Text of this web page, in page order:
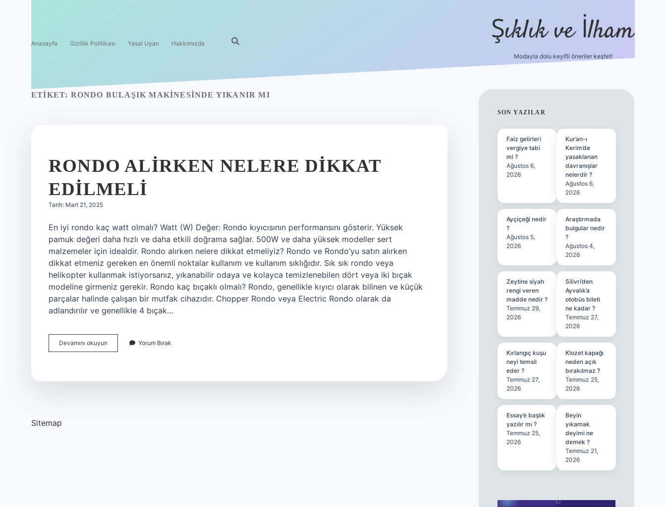
Anasayfa Gizlilik Politikası Yasal Uyarı Hakkımızda Şıklık ve İlham
Modayla dolu keyifli öneriler keşfet!
ETIKET: RONDO BULAŞIK MAKINESINDE YIKANIR MI
RONDO ALIRKEN NELERE DIKKAT
EDILMELI
Tarih: Mart 21, 2025
En iyi rondo kaç watt olmalı? Watt (W) Değer: Rondo kıyıcısının performansını gösterir. Yüksek
pamuk değeri daha hızlı ve daha etkili doğrama sağlar. 500W ve daha yüksek modeller sert
malzemeler için idealdir. Rondo alırken nelere dikkat etmeliyiz? Rondo ve Rondo’yu satın alırken
dikkat etmeniz gereken en önemli noktalar kullanım ve kullanım sıklığıdır. Sık sık rondo veya
helikopter kullanmak istiyorsanız, yıkanabilir odaya ve kolayca temizlenebilen dört veya iki bıçak
modeline girmeniz gerekir. Rondo kaç bıçaklı olmalı? Rondo, genellikle kıyıcı olarak bilinen ve küçük
parçalar halinde çalışan bir mutfak cihazıdır. Chopper Rondo veya Electric Rondo olarak da
adlandırılır ve genellikle 4 bıçak…
Devamını okuyun
Alirken
Yorum Bırak
Sitemap
SIDEBAR
SON YAZILAR
Faiz gelirleri
vergiye tabi
mi ?
Ağustos 6,
2026
Kur’an-ı
Kerim’de
yasaklanan
davranışlar
nelerdir ?
Ağustos 6,
2026
Ayçiçeği nedir
?
Ağustos 5,
2026
Araştırmada
bulgular nedir
?
Ağustos 4,
2026
Zeytine siyah
rengi veren
madde nedir ?
Temmuz 29,
2026
Silivri’den
Ayvalık’a
otobüs bileti
ne kadar ?
Temmuz 27,
2026
Kırlangıç kuşu
neyi temsil
eder ?
Temmuz 27,
2026
Klozet kapağı
neden açık
bırakılmaz ?
Temmuz 25,
2026
Essay’e başlık
yazılır mı ?
Temmuz 25,
2026
Beyin
yıkamak
deyimi ne
demek ?
Temmuz 21,
2026
betexper yeni